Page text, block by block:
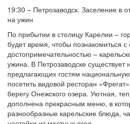
19:30 – Петрозаводск. Заселение в
на ужин
По прибытии в столицу Карелии –
будет время, чтобы познакомиться
достопримечательностью –
ужина. В Петрозаводске существует
предлагающих гостям
посетить видовой ресторан
берегу Онежского озера. Уютная,
дополнена прекрасным меню, в
разнообразные карельские блюда,